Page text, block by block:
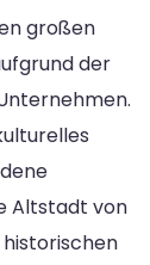
großen
der
Altstadt von